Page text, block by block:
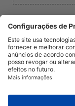
Podemos
Sobre nós